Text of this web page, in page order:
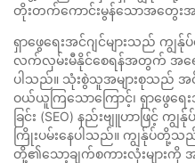
တိုးတက်ကောင်းမွန်သောအတွေးအ
ရှာဖွေရေးအင်ဂျင်များသည် က
လက်လှမ်းမီနိုင်စေရန်အတွက် အရေ
ပါသည်။ သုံးစွဲသူအများစုသည် အ
ဝယ်ယူကြသောကြောင့်၊ ရှာဖွေရေ
ခြင်း (SEO) နည်းဗျူဟာဖြင့်
ကြိုးပမ်းနေပါသည်။ ကျွန်ုပ်တို့
တို့၏သော့ချက်စကားလုံးများကို